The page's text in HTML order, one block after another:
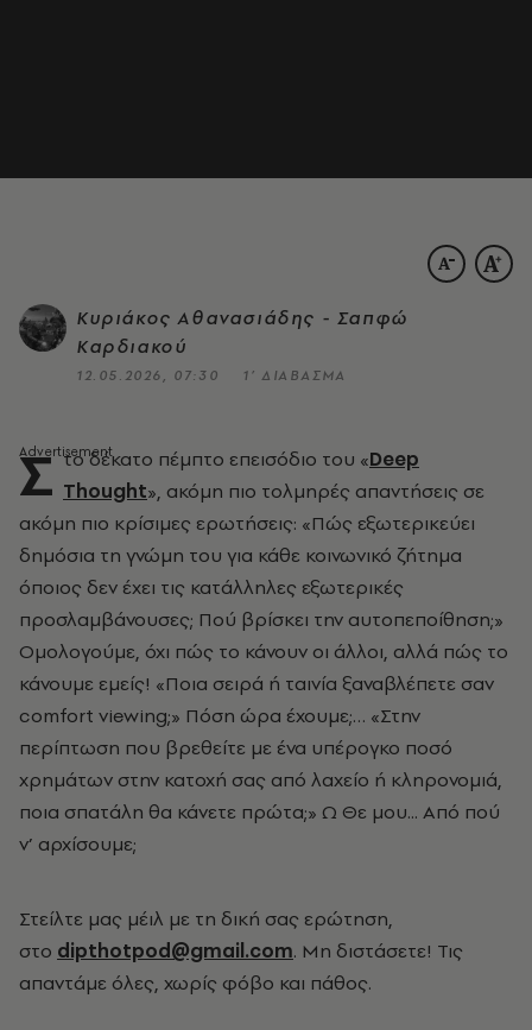
Κυριάκος Αθανασιάδης - Σαπφώ
Καρδιακού
12.05.2026, 07:30 1’ ΔΙΑΒΑΣΜΑ
Σ το δέκατο πέμπτο επεισόδιο του «Deep
Thought», ακόμη πιο τολμηρές απαντήσεις σε
ακόμη πιο κρίσιμες ερωτήσεις: «Πώς εξωτερικεύει
δημόσια τη γνώμη του για κάθε κοινωνικό ζήτημα
όποιος δεν έχει τις κατάλληλες εξωτερικές
προσλαμβάνουσες; Πού βρίσκει την αυτοπεποίθηση;»
Ομολογούμε, όχι πώς το κάνουν οι άλλοι, αλλά πώς το
κάνουμε εμείς! «Ποια σειρά ή ταινία ξαναβλέπετε σαν
comfort viewing;» Πόση ώρα έχουμε;… «Στην
περίπτωση που βρεθείτε με ένα υπέρογκο ποσό
χρημάτων στην κατοχή σας από λαχείο ή κληρονομιά,
ποια σπατάλη θα κάνετε πρώτα;» Ω Θε μου... Από πού
ν’ αρχίσουμε;
Στείλτε μας μέιλ με τη δική σας ερώτηση,
στο dipthotpod@gmail.com. Μη διστάσετε! Τις
απαντάμε όλες, χωρίς φόβο και πάθος.